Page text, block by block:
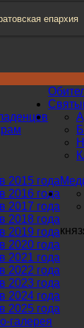
епархия
2015 года
2016 года
2017 года
2018 года
2019 года
2020 года
2021 года
2022 года
2023 года
2024 года
2025 года
галерея